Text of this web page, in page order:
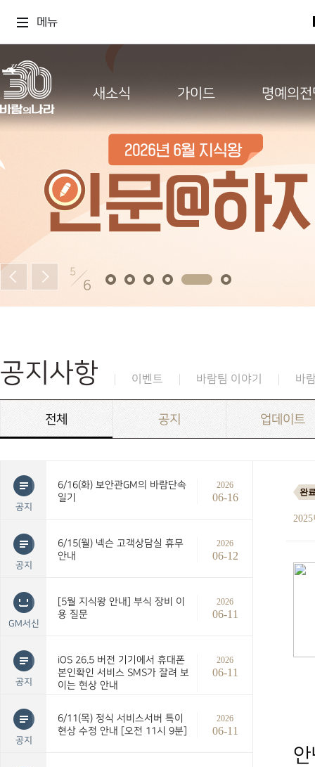
메뉴
새소식 가이드 명예의
5
6
공지사항 이벤트 바람팀 이야기 바
전체 공지 업데이트
공지
6/16(화) 보안관GM의 바람단속
일기
2026
06-16
공지
6/15(월) 넥슨 고객상담실 휴무
안내
2026
06-12
GM서신
[5월 지식왕 안내] 부식 장비 이
용 질문
2026
06-11
공지
iOS 26.5 버전 기기에서 휴대폰
본인확인 서비스 SMS가 잘려 보
이는 현상 안내
2026
06-11
공지
6/11(목) 정식 서비스서버 특이
현상 수정 안내 [오전 11시 9분]
2026
06-11
완